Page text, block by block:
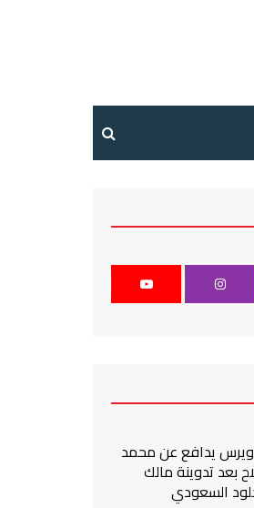
يدافع عن محمد
بعد تدوينة مالك
السعودي